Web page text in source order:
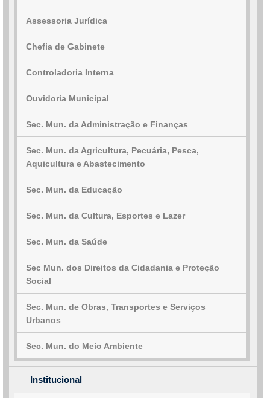
Assessoria Jurídica
Chefia de Gabinete
Controladoria Interna
Ouvidoria Municipal
Sec. Mun. da Administração e Finanças
Sec. Mun. da Agricultura, Pecuária, Pesca,
Aquicultura e Abastecimento
Sec. Mun. da Educação
Sec. Mun. da Cultura, Esportes e Lazer
Sec. Mun. da Saúde
Sec Mun. dos Direitos da Cidadania e Proteção
Social
Sec. Mun. de Obras, Transportes e Serviços
Urbanos
Sec. Mun. do Meio Ambiente
Institucional